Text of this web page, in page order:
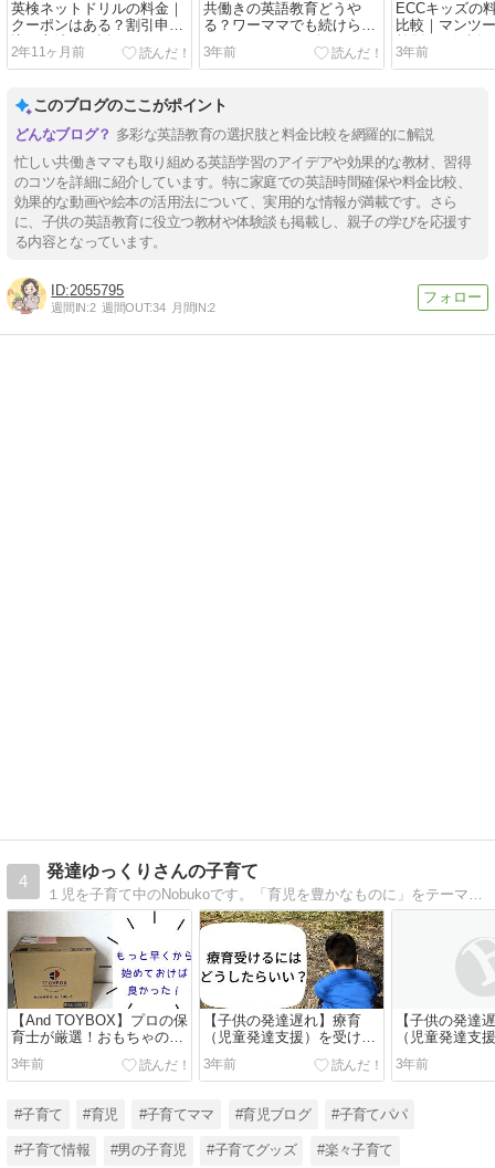
英検ネットドリルの料金｜
クーポンはある？割引申し
込み方法を解説
2年11ヶ月前
共働きの英語教育どうや
る？ワーママでも続けられ
る5つのコツを紹介
3年前
ECCキッズの
比較｜マンツ
齢別まで解説
3年前
このブログのここがポイント
多彩な英語教育の選択肢と料金比較を網羅的に解説
忙しい共働きママも取り組める英語学習のアイデアや効果的な教材、習得
のコツを詳細に紹介しています。特に家庭での英語時間確保や料金比較、
効果的な動画や絵本の活用法について、実用的な情報が満載です。さら
に、子供の英語教育に役立つ教材や体験談も掲載し、親子の学びを応援す
る内容となっています。
2055795
週間IN:2 週間OUT:34 月間IN:2
4
発達ゆっくりさんの子育て
１児を子育て中のNobukoです。「育児を豊かなものに」をテーマに育児のことはもちろん、 たまに息抜きとして 好きなお菓子作り・料理のこと、暮らしのことなども幅広く発信してゆきます。
【And TOYBOX】プロの保
育士が厳選！おもちゃのレ
ンタルで子どもの成長・発
達をサポート！
3年前
【子供の発達遅れ】療育
（児童発達支援）を受ける
までのリアルな流れ
3年前
【子供の発達
（児童発達支
までのリアル
3年前
#子育て #育児 #子育てママ #育児ブログ #子育てパパ
#子育て情報 #男の子育児 #子育てグッズ #楽々子育て